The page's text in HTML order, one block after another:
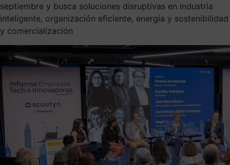
septiembre y busca soluciones disruptivas en industria
inteligente, organización eficiente, energía y sostenibilidad
y comercialización